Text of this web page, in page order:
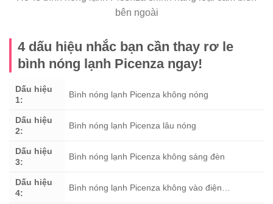
bên ngoài
4 dấu hiệu nhắc bạn cần thay rơ le
bình nóng lạnh Picenza ngay!
Dấu hiệu
1:
Bình nóng lạnh Picenza không nóng
Dấu hiệu
2:
Bình nóng lạnh Picenza lâu nóng
Dấu hiệu
3:
Bình nóng lạnh Picenza không sáng đèn
Dấu hiệu
4:
Bình nóng lạnh Picenza không vào điện…